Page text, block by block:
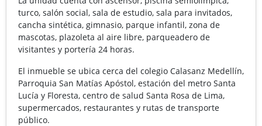
turco, salón social, sala de estudio, sala para invitados,
cancha sintética, gimnasio, parque infantil, zona de
mascotas, plazoleta al aire libre, parqueadero de
visitantes y portería 24 horas.
El inmueble se ubica cerca del colegio Calasanz Medellín,
Parroquia San Matías Apóstol, estación del metro Santa
Lucía y Floresta, centro de salud Santa Rosa de Lima,
supermercados, restaurantes y rutas de transporte
público.